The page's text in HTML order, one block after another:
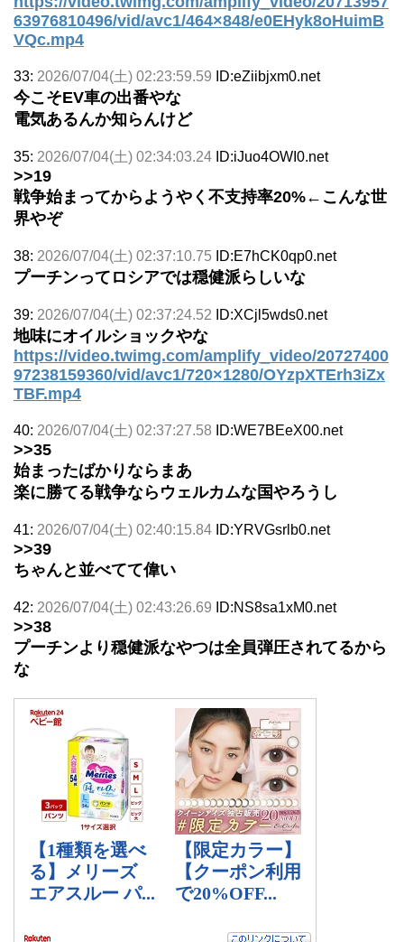
63976810496/vid/avc1/464×848/e0EHyk8oHuimB
VQc.mp4
33: 2026/07/04(土) 02:23:59.59 ID:eZiibjxm0.net
今こそEV車の出番やな
電気あるんか知らんけど
35: 2026/07/04(土) 02:34:03.24 ID:iJuo4OWI0.net
>>19
戦争始まってからようやく不支持率20%←こんな世
界やぞ
38: 2026/07/04(土) 02:37:10.75 ID:E7hCK0qp0.net
プーチンってロシアでは穏健派らしいな
39: 2026/07/04(土) 02:37:24.52 ID:XCjl5wds0.net
地味にオイルショックやな
https://video.twimg.com/amplify_video/20727400
97238159360/vid/avc1/720×1280/OYzpXTErh3iZx
TBF.mp4
40: 2026/07/04(土) 02:37:27.58 ID:WE7BEeX00.net
>>35
始まったばかりならまあ
楽に勝てる戦争ならウェルカムな国やろうし
41: 2026/07/04(土) 02:40:15.84 ID:YRVGsrlb0.net
>>39
ちゃんと並べてて偉い
42: 2026/07/04(土) 02:43:26.69 ID:NS8sa1xM0.net
>>38
プーチンより穏健派なやつは全員弾圧されてるから
な